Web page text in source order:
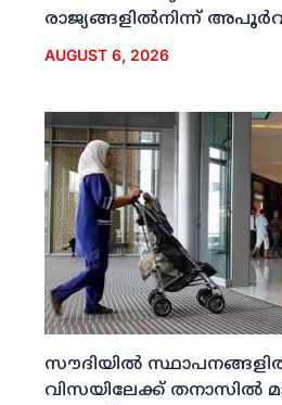
രാജ്യങ്ങളില്‍നിന്ന്
AUGUST 6, 2026
സൗദിയില്‍
വിസയിലേക്ക് തനാസില്‍